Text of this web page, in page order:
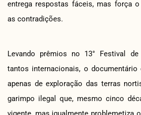
entrega respostas fáceis, mas força
as contradições.
Levando prêmios no 13° Festival
tantos internacionais, o
apenas de exploração das terras
garimpo ilegal que, mesmo cinco